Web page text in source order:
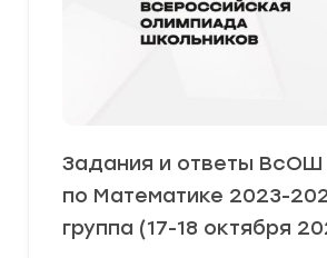
Задания и ответы ВсОШ
по Математике 2023-
группа (17-18 октября